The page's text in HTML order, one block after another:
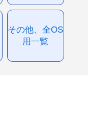
その他、全OS
用一覧